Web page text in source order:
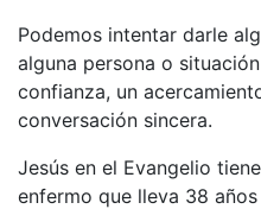
Podemos intentar darle
alguna persona o
confianza, un
conversación sincera.
Jesús en el Evangelio
enfermo que lleva 38